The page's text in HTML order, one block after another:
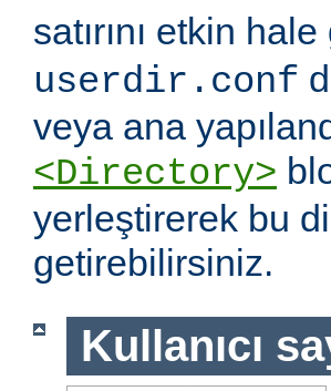
satırını etkin
userdir.conf
veya ana
<Directory>
yerleştirerek bu
getirebilirsiniz.
Kullanıcı